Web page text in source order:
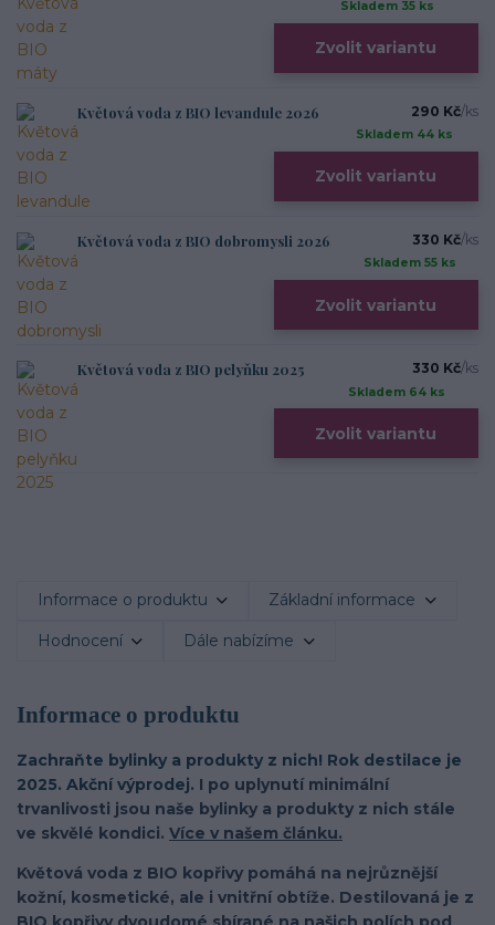
Skladem 35 ks
Zvolit variantu
Květová voda z BIO levandule 2026 290 Kč/ks
Skladem 44 ks
Zvolit variantu
Květová voda z BIO dobromysli 2026 330 Kč/ks
Skladem 55 ks
Zvolit variantu
Květová voda z BIO pelyňku 2025 330 Kč/ks
Skladem 64 ks
Zvolit variantu
Informace o produktu Základní informace
Hodnocení Dále nabízíme
Informace o produktu
Zachraňte bylinky a produkty z nich! Rok destilace je
2025. Akční výprodej. I po uplynutí minimální
trvanlivosti jsou naše bylinky a produkty z nich stále
ve skvělé kondici. Více v našem článku.
Květová voda z BIO kopřivy pomáhá na nejrůznější
kožní, kosmetické, ale i vnitřní obtíže. Destilovaná je z